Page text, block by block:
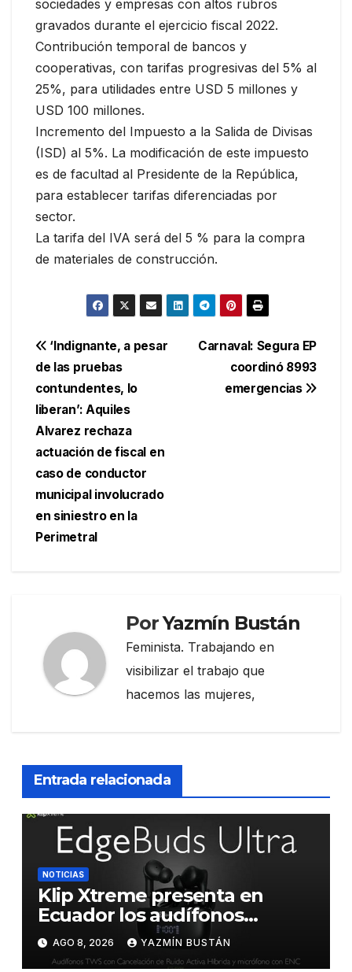
sociedades y empresas con altos rubros
gravados durante el ejercicio fiscal 2022.
Contribución temporal de bancos y
cooperativas, con tarifas progresivas del 5% al
25%, para utilidades entre USD 5 millones y
USD 100 millones.
Incremento del Impuesto a la Salida de Divisas
(ISD) al 5%. La modificación de este impuesto
es de facultad al Presidente de la República,
para establecer tarifas diferenciadas por
sector.
La tarifa del IVA será del 5 % para la compra
de materiales de construcción.
Navegación
de
entradas
Carnaval: Segura EP
coordinó 8993
emergencias
‘Indignante, a pesar
de las pruebas
contundentes, lo
liberan’: Aquiles
Alvarez rechaza
actuación de fiscal en
caso de conductor
municipal involucrado
en siniestro en la
Perimetral
PorYazmín Bustán
Feminista. Trabajando en
visibilizar el trabajo que
hacemos las mujeres,
Entrada relacionada
NOTICIAS
Klip Xtreme presenta en
Ecuador los audífonos
DynaBuds con sonido
inteligente y control táctil
AGO 8, 2026 YAZMÍN BUSTÁN